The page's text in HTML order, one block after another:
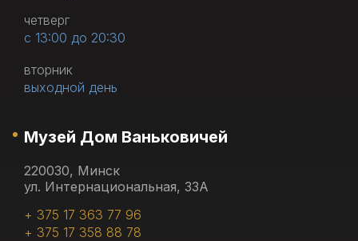
четверг
с 13:00 до 20:30
вторник
выходной день
Музей Дом Ваньковичей
220030, Минск
ул. Интернациональная, 33А
+ 375 17 363 77 96
+ 375 17 358 88 78